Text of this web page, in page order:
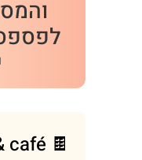
🍫 Kraš choco & café